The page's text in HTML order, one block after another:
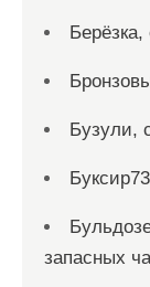
Бузули,
запасных